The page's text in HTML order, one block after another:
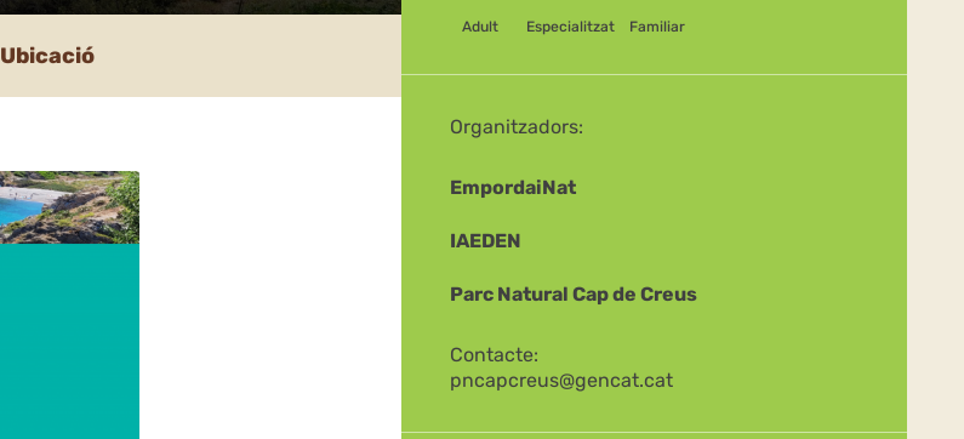
Ubicació
Adult Especialitzat Familiar
Organitzadors:
EmpordaiNat
IAEDEN
Parc Natural Cap de Creus
Contacte:
pncapcreus@gencat.cat